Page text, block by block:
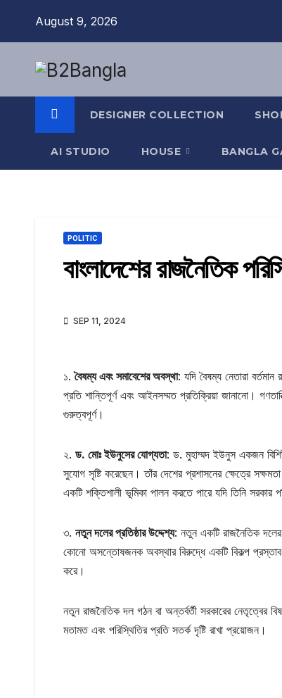
August 9, 2026
DESIGNER COLLECTION
AI STUDIO HOUSE BANGLA
POLITIC
বাংলাদেশের রাজনৈতিক
SEP 11, 2024
১.বৈষম্য এবং সমাবেশের অবস্থা: যদি বৈষম্য নেতারা
প্রতি শান্তিপূর্ণ এবং আইনসম্মত প্রতিক্রিয়া জানানো।
গুরুত্বপূর্ণ।
২. ড. মোঃ ইউনুসের যোগ্যতা: ড. মুহাম্মদ ইউনুস একজন
সুযোগ সৃষ্টি করেছেন। তাঁর দেশের প্রশাসনের ক্ষেত্রে
একটি শক্তিশালী ভূমিকা পালন করতে পারে যদি তিনি সরকার
৩. নতুন দলের প্রতিষ্ঠার উদ্দেশ্য: নতুন একটি রাজনৈতিক দলের
কোনো অসন্তোষজনক অবস্থার বিরুদ্ধে একটি বিকল্প প্রস্তাব।
করে।
নতুন রাজনৈতিক দল গঠন বা অন্তর্বর্তী সরকারের নেতৃত্বের
মতামত এবং পরিস্থিতির প্রতি সতর্ক দৃষ্টি রাখা প্রয়োজন।